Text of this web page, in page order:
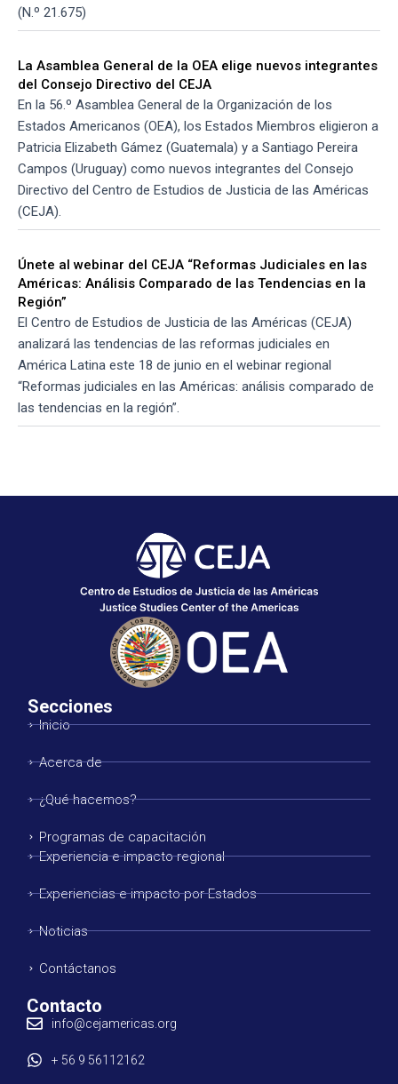
(N.º 21.675)
La Asamblea General de la OEA elige nuevos integrantes
del Consejo Directivo del CEJA
En la 56.º Asamblea General de la Organización de los
Estados Americanos (OEA), los Estados Miembros eligieron a
Patricia Elizabeth Gámez (Guatemala) y a Santiago Pereira
Campos (Uruguay) como nuevos integrantes del Consejo
Directivo del Centro de Estudios de Justicia de las Américas
(CEJA).
Únete al webinar del CEJA “Reformas Judiciales en las
Américas: Análisis Comparado de las Tendencias en la
Región”
El Centro de Estudios de Justicia de las Américas (CEJA)
analizará las tendencias de las reformas judiciales en
América Latina este 18 de junio en el webinar regional
“Reformas judiciales en las Américas: análisis comparado de
las tendencias en la región”.
Secciones
Inicio
Acerca de
¿Qué hacemos?
Programas de capacitación
Experiencia e impacto regional
Experiencias e impacto por Estados
Noticias
Contáctanos
Contacto
info@cejamericas.org
+ 56 9 56112162